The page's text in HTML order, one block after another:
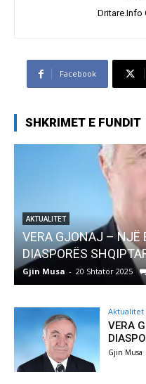
Dritare.Info
Facebook
SHKRIMET E FUNDIT
EMËR I NJOHUR I
NË ITALI
1
Aktualitet
VERA
Gjin Musa